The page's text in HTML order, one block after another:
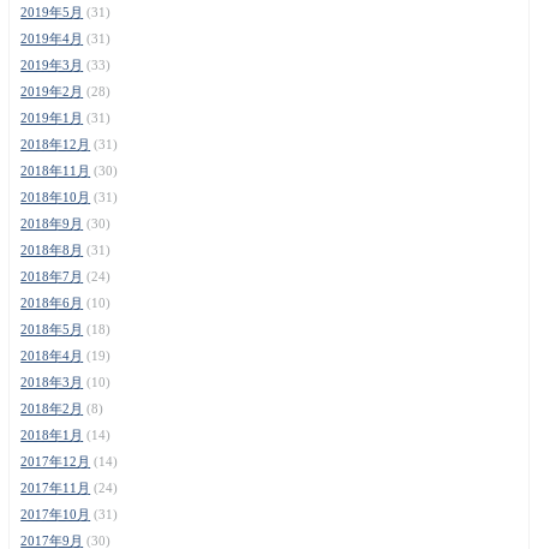
2019年5月 (31)
2019年4月 (31)
2019年3月 (33)
2019年2月 (28)
2019年1月 (31)
2018年12月 (31)
2018年11月 (30)
2018年10月 (31)
2018年9月 (30)
2018年8月 (31)
2018年7月 (24)
2018年6月 (10)
2018年5月 (18)
2018年4月 (19)
2018年3月 (10)
2018年2月 (8)
2018年1月 (14)
2017年12月 (14)
2017年11月 (24)
2017年10月 (31)
2017年9月 (30)